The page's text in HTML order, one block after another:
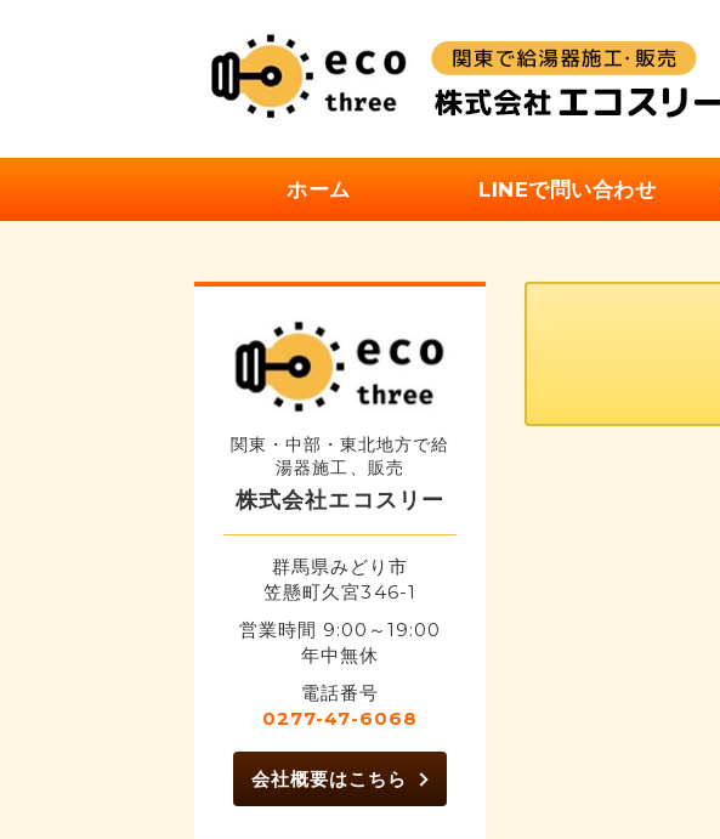
ホーム LINEで問い合わせ
関東・中部・東北地方で給
湯器施工、販売
株式会社エコスリー
群馬県みどり市
笠懸町久宮346-1
営業時間 9:00～19:00
年中無休
電話番号
0277-47-6068
会社概要はこちら